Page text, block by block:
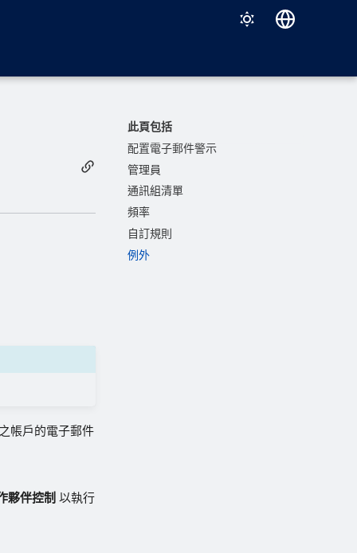
此頁包括
配置電子郵件警示
管理員
通訊組清單
頻率
自訂規則
例外
帳戶的電子郵件
夥伴控制 以執行